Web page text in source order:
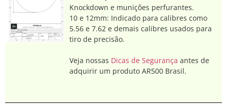
Knockdown e munições perfurantes.
10 e 12mm: Indicado para calibres como
5.56 e 7.62 e demais calibres usados para
tiro de precisão.
Veja nossas Dicas de Segurança antes de
adquirir um produto AR500 Brasil.